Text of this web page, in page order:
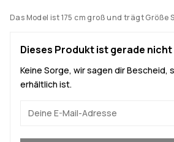
Das Model ist 175 cm groß und trägt Größe
Dieses Produkt ist gerade
Keine Sorge, wir sagen dir Bescheid,
erhältlich ist.